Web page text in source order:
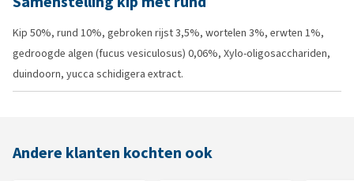
Kip 50%, rund 10%, gebroken rijst 3,5%, wortelen 3%, erwten 1%,
gedroogde algen (fucus vesiculosus) 0,06%, Xylo-oligosacchariden,
duindoorn, yucca schidigera extract.
Andere klanten kochten ook